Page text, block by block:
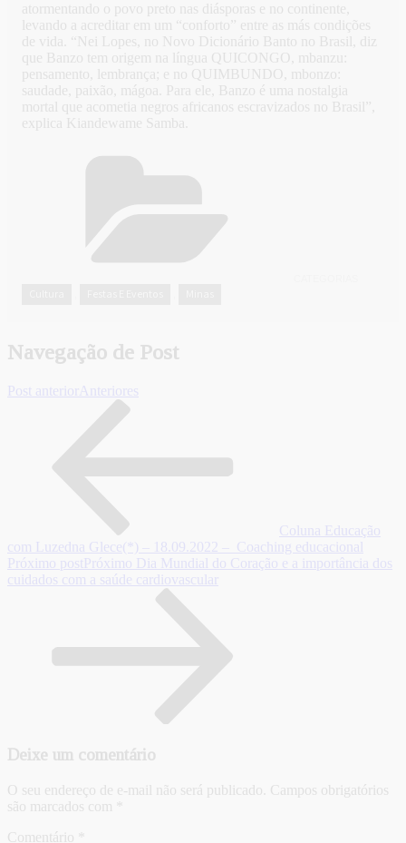
atormentando o povo preto nas diásporas e no continente,
levando a acreditar em um “conforto” entre as más condições
de vida. “Nei Lopes, no Novo Dicionário Banto no Brasil, diz
que Banzo tem origem na língua QUICONGO, mbanzu:
pensamento, lembrança; e no QUIMBUNDO, mbonzo:
saudade, paixão, mágoa. Para ele, Banzo é uma nostalgia
mortal que acometia negros africanos escravizados no Brasil”,
explica Kiandewame Samba.
Navegação de Post
Post anterior Anteriores
Coluna Educação
com Luzedna Glece(*) – 18.09.2022 – Coaching educacional
Próximo post Próximo Dia Mundial do Coração e a importância dos
cuidados com a saúde cardiovascular
Deixe um comentário
O seu endereço de e-mail não será publicado. Campos obrigatórios
são marcados com
Comentário